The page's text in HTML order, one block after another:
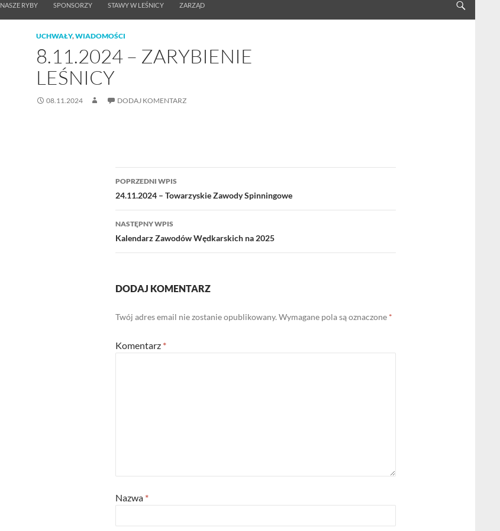
NASZE RYBY SPONSORZY STAWY W LEŚNICY ZARZĄD
UCHWAŁY,WIADOMOŚCI
8.11.2024 – ZARYBIENIE
LEŚNICY
08.11.2024 DODAJ KOMENTARZ
Nawigacja
wpisu
POPRZEDNI WPIS
24.11.2024 – Towarzyskie Zawody Spinningowe
NASTĘPNY WPIS
Kalendarz Zawodów Wędkarskich na 2025
DODAJ KOMENTARZ
Twój adres email nie zostanie opublikowany. Wymagane pola są oznaczone *
Komentarz *
Nazwa *